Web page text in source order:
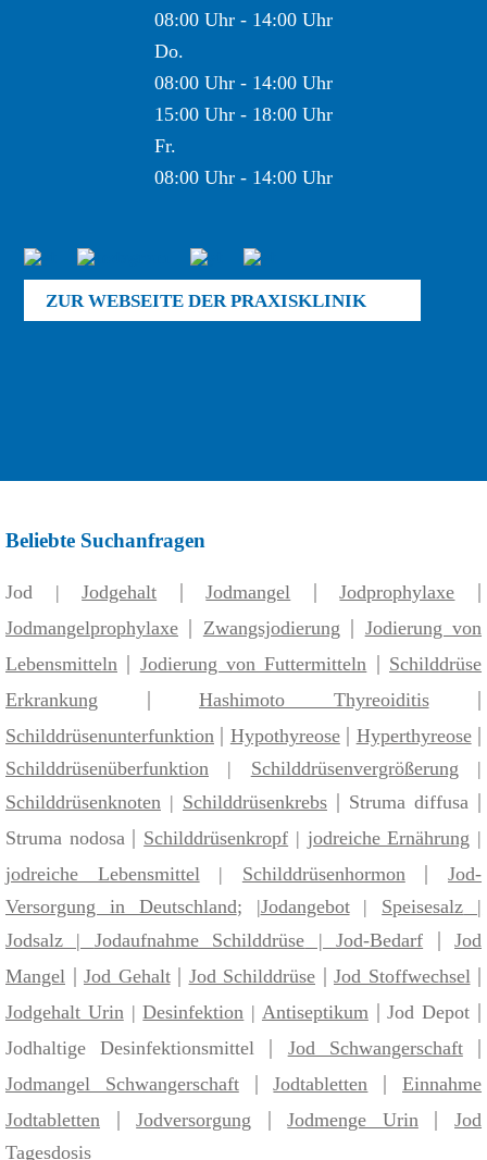
08:00 Uhr - 14:00 Uhr
Do.
08:00 Uhr - 14:00 Uhr
15:00 Uhr - 18:00 Uhr
Fr.
08:00 Uhr - 14:00 Uhr
ZUR WEBSEITE DER PRAXISKLINIK
Beliebte Suchanfragen
Jod |Jodgehalt |Jodmangel |Jodprophylaxe |
Jodmangelprophylaxe | Zwangsjodierung | Jodierung von
Lebensmitteln | Jodierung von Futtermitteln | Schilddrüse
Erkrankung | Hashimoto Thyreoiditis|
Schilddrüsenunterfunktion | Hypothyreose| Hyperthyreose|
Schilddrüsenüberfunktion | Schilddrüsenvergrößerung |
Schilddrüsenknoten | Schilddrüsenkrebs | Struma diffusa |
Struma nodosa | Schilddrüsenkropf | jodreiche Ernährung |
jodreiche Lebensmittel | Schilddrüsenhormon |Jod-
Versorgung in Deutschland; |Jodangebot| Speisesalz |
Jodsalz | Jodaufnahme Schilddrüse |Jod-Bedarf |Jod
Mangel | Jod Gehalt| Jod Schilddrüse | Jod Stoffwechsel |
Jodgehalt Urin |Desinfektion | Antiseptikum |Jod Depot |
Jodhaltige Desinfektionsmittel | Jod Schwangerschaft|
Jodmangel Schwangerschaft|Jodtabletten |Einnahme
Jodtabletten |Jodversorgung |Jodmenge Urin |Jod
Tagesdosis